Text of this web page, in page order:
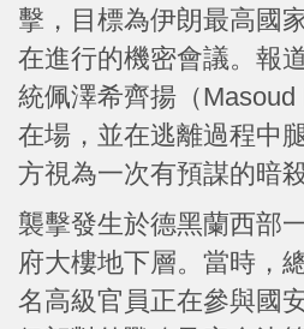
擊，目標為伊朗最高國
在進行的機密會議。報
統佩澤希齊揚（
在場，並在逃離過程中
方視為一次有預謀的暗殺
襲擊發生於德黑蘭西部
府大樓地下層。當時，
名高級官員正在參與國